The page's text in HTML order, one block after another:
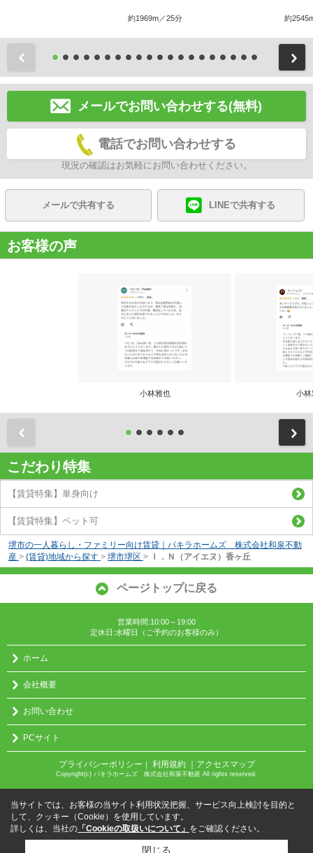
約1969m／25分 約
メールでお問い合わせする(無料)
電話でお問い合わせする
現況の確認はお気軽にお問い合わせください。
メールで共有する LINEで共有する
お客様の声
小林雅也 小林
こだわり特集
【賃貸特集】単身向け
【賃貸特集】ペット可
堺市の一人暮らし・ファミリー向け賃貸｜パキラホームズ 株式会社和泉不動
産 > (賃貸)地域から探す > 堺市堺区 > Ｉ．Ｎ（アイエヌ）香ヶ丘
ページトップに戻る
営業時間:10:00～19:00
定休日:水曜日（ご予約のお客様のみ）
ホーム
会社概要
お問い合わせ
PCサイト
プライバシーポリシー 利用規約 ｜アクセスマップ
Copyright(c) パキラホームズ 株式会社和泉不動産 All rights reserved.
当サイトでは、お客様の当サイト利用状況把握、サービス向上検討を目的と
して、クッキー（Cookie）を使用しています。
詳しくは、当社の 「Cookieの取扱いについて」 をご確認ください。
閉じる